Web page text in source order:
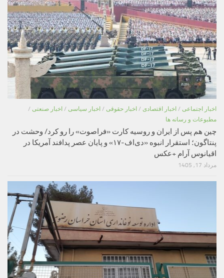
اخبار اجتماعی / اخبار اقتصادی / اخبار حقوقی / اخبار سیاسی / اخبار صنعتی /
مطبوعات و رسانه ها
چین هم پس از ایران و روسیه کارت «فراصوت» را رو کرد/ وحشت در
پنتاگون؛ استقرار انبوه «دی‌اف‑۱۷» و پایان عصر پدافند آمریکا در
اقیانوس آرام +عکس
مرداد 17, 1405